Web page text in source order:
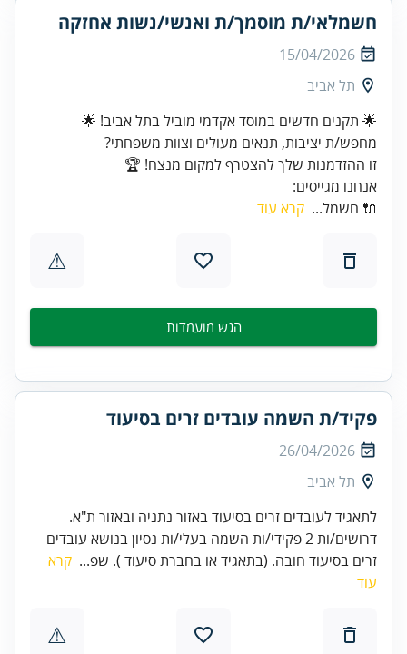
חשמלאי/ת מוסמך/ת ואנשי/נשות אחזקה
15/04/2026
תל אביב
זו ההזדמנות שלך להצטרף למקום מנצח! 🏆
אנחנו מגייסים:
🔌 חשמל... קרא עוד
⚠
הגש מועמדות
פקיד/ת השמה עובדים זרים בסיעוד
26/04/2026
תל אביב
לתאגיד לעובדים זרים בסיעוד באזור נתניה ובאזור ת"א.
דרושים/ות 2 פקידי/ות השמה בעלי/ות נסיון בנושא עובדים
זרים בסיעוד חובה. (בתאגיד או בחברת סיעוד ). שפ... קרא
עוד
⚠